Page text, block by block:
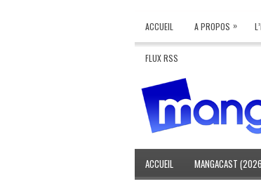
ACCUEIL A PROPOS »
FLUX RSS
ACCUEIL MANGACAST